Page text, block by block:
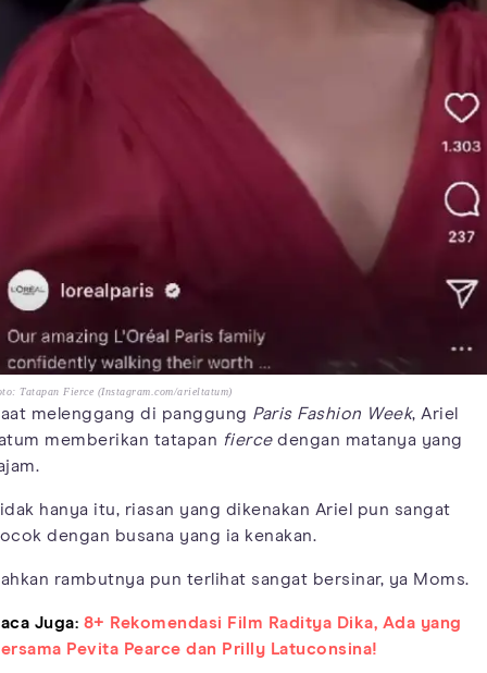
Tatapan Fierce (Instagram.com/arieltatum)
melenggang di panggung Paris Fashion Week, Ariel
memberikan tatapan fiercedengan matanya yang
hanya itu, riasan yang dikenakan Ariel pun sangat
dengan busana yang ia kenakan.
rambutnya pun terlihat sangat bersinar, ya Moms.
Juga: 8+ Rekomendasi Film Raditya Dika, Ada yang
Pevita Pearce dan Prilly Latuconsina!